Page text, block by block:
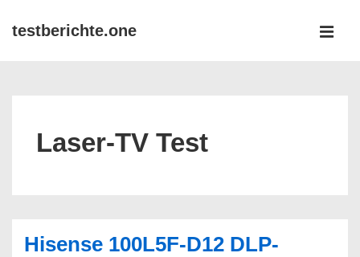
Zumtestberichte.one
Laser-TV Test
Hisense 100L5F-D12 DLP-